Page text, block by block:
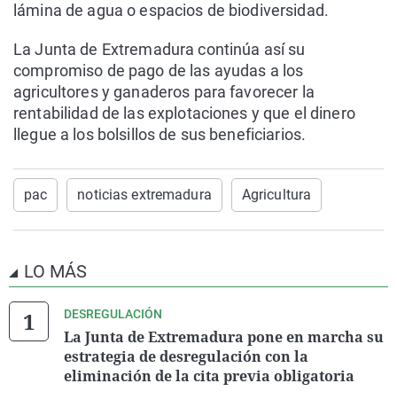
lámina de agua o espacios de biodiversidad.
La Junta de Extremadura continúa así su
compromiso de pago de las ayudas a los
agricultores y ganaderos para favorecer la
rentabilidad de las explotaciones y que el dinero
llegue a los bolsillos de sus beneficiarios.
pac noticias extremadura Agricultura
LO MÁS
DESREGULACIÓN
La Junta de Extremadura pone en marcha su
estrategia de desregulación con la
eliminación de la cita previa obligatoria